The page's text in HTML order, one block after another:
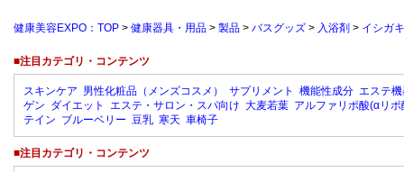
健康美容EXPO：TOP > 健康器具・用品 > 製品 > バスグッズ > 入浴剤 > イシガ
■注目カテゴリ・コンテンツ
スキンケア 男性化粧品（メンズコスメ） サプリメント 機能性成分 エステ
ゲン ダイエット エステ・サロン・スパ向け 大麦若葉 アルファリポ酸(αリポ
テイン ブルーベリー 豆乳 寒天 車椅子
■注目カテゴリ・コンテンツ